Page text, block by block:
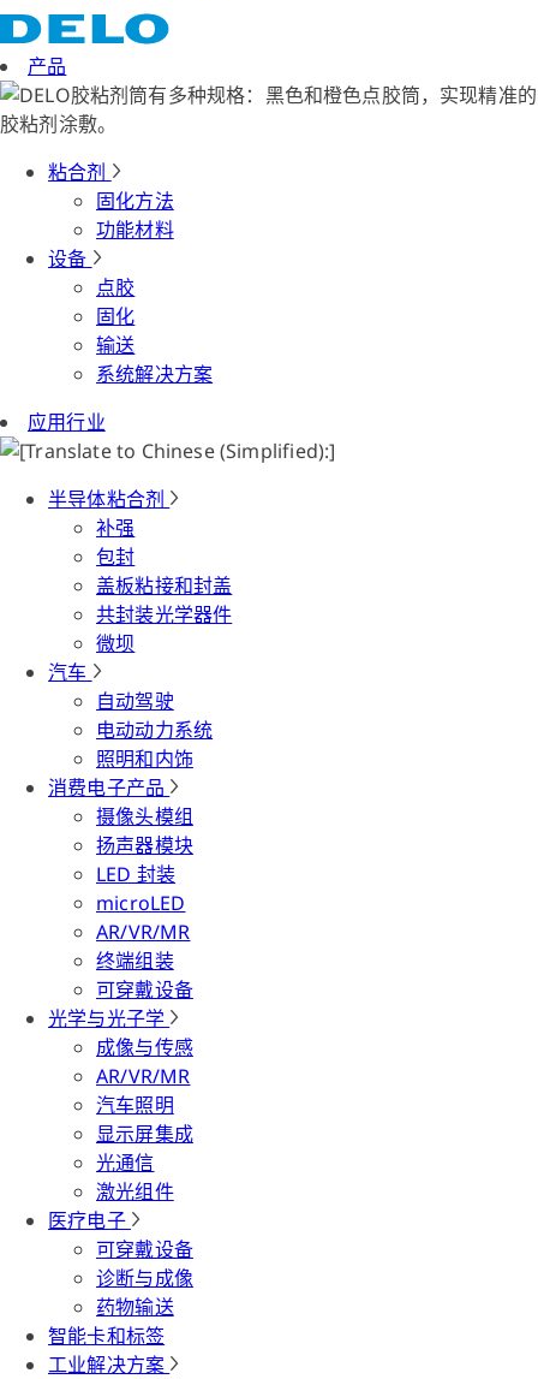
产品
粘合剂
固化方法
功能材料
设备
点胶
固化
输送
系统解决方案
应用行业
半导体粘合剂
补强
包封
盖板粘接和封盖
共封装光学器件
微坝
汽车
自动驾驶
电动动力系统
照明和内饰
消费电子产品
摄像头模组
扬声器模块
LED 封装
microLED
AR/VR/MR
终端组装
可穿戴设备
光学与光子学
成像与传感
AR/VR/MR
汽车照明
显示屏集成
光通信
激光组件
医疗电子
可穿戴设备
诊断与成像
药物输送
智能卡和标签
工业解决方案